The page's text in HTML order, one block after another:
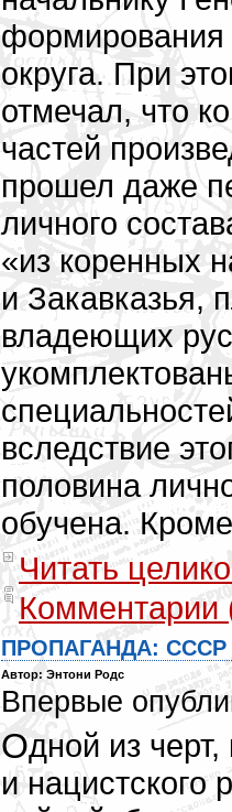
формирования
округа. При
отмечал, что
частей
прошел даже
личного
«из коренных
и Закавказья,
владеющих
вследствие
половина
обучена.
Читать
Комментарии
ПРОПАГАНДА: СССР
Автор: Энтони Родс
Впервые
Одной из черт, которые были общими для советского
и